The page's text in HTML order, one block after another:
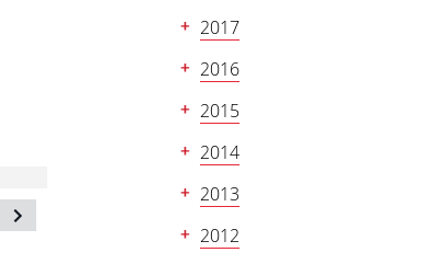
2017
2016
2015
2014
2013
2012